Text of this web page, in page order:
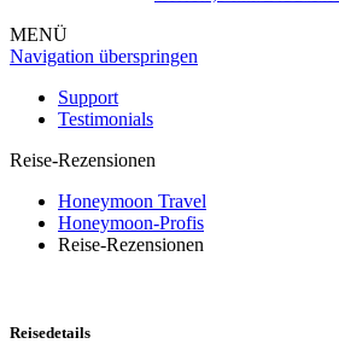
MENÜ
Navigation überspringen
Support
Testimonials
Reise-Rezensionen
Honeymoon Travel
Honeymoon-Profis
Reise-Rezensionen
Reisedetails